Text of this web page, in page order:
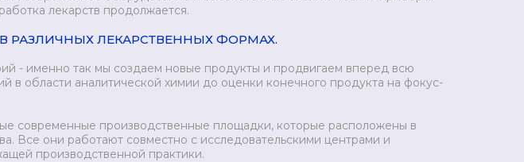
лекарств продолжается.
РАЗЛИЧНЫХ ЛЕКАРСТВЕННЫХ ФОРМАХ.
- именно так мы создаем новые продукты и продвигаем вперед всю
в области аналитической химии до оценки конечного продукта на фокус-
современные производственные площадки, которые расположены в
Все они работают совместно с исследовательскими центрами и
производственной практики.